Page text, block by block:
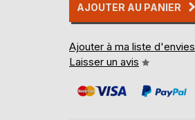
AJOUTER AU PANIER
Ajouter à ma liste d'envies
Laisser un avis